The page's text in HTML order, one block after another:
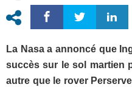
La Nasa a annoncé que
succès sur le sol martien
autre que le rover